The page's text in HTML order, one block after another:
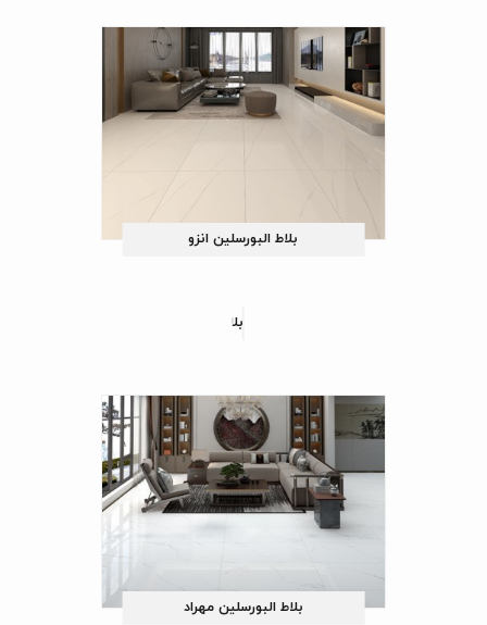
بلاط البورسلین انزو
بلاط البورسلین هیراژ
بلاط البورسلین مهراد